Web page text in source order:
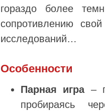
гораздо более
сопротивлению
исследований…
Особенности
Парная игра–
пробираясь